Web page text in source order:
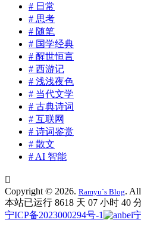
# 日常
# 思考
# 随笔
# 国学经典
# 醒世恒言
# 西游记
# 浅浅夜色
# 当代文学
# 古典诗词
# 互联网
# 诗词鉴赏
# 散文
# AI 智能

Copyright © 2026. Ramyu`s Blog.
本站已运行 8618 天 07 小时 40
宁ICP备2023000294号-1